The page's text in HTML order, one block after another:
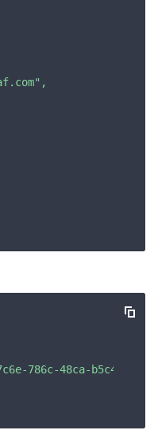
,
786c-48ca-b5c4-